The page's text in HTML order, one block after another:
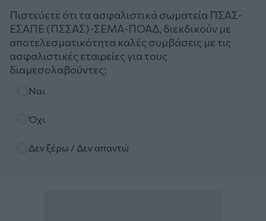
Πιστεύετε ότι τα ασφαλιστικά σωματεία ΠΣΑΣ-
ΕΣΑΠΕ (ΠΣΣΑΣ)-ΣΕΜΑ-ΠΟΑΔ, διεκδικούν με
αποτελεσματικότητα καλές συμβάσεις με τις
ασφαλιστικές εταιρείες για τους
διαμεσολαβούντες;
Ναι
Όχι
Δεν ξέρω / Δεν απαντώ